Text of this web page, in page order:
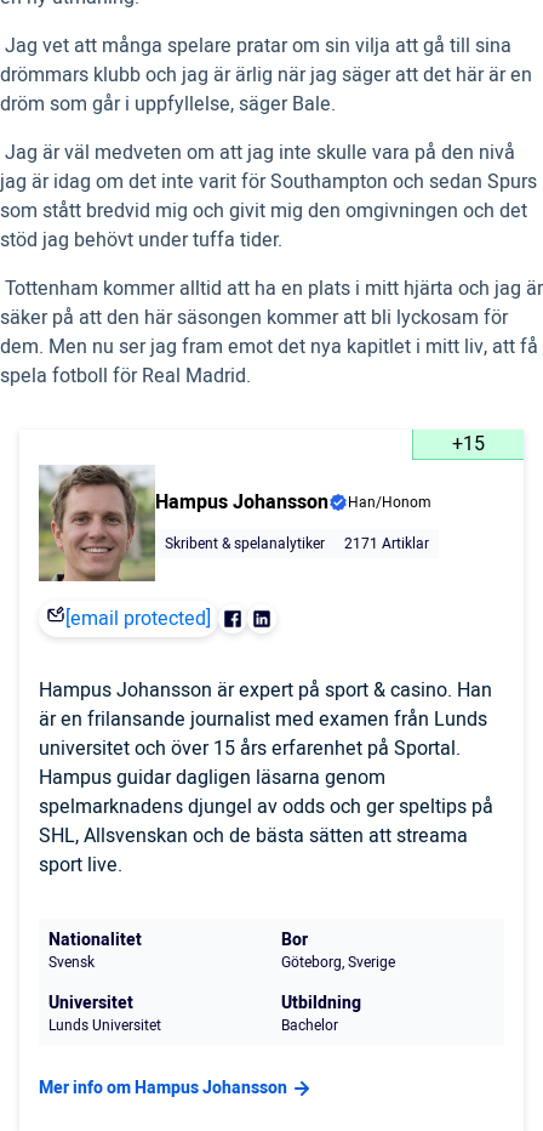
 Jag vet att många spelare pratar om sin vilja att gå till sina
drömmars klubb och jag är ärlig när jag säger att det här är en
dröm som går i uppfyllelse, säger Bale.
 Jag är väl medveten om att jag inte skulle vara på den nivå
jag är idag om det inte varit för Southampton och sedan Spurs
som stått bredvid mig och givit mig den omgivningen och det
stöd jag behövt under tuffa tider.
 Tottenham kommer alltid att ha en plats i mitt hjärta och jag är
säker på att den här säsongen kommer att bli lyckosam för
dem. Men nu ser jag fram emot det nya kapitlet i mitt liv, att få
spela fotboll för Real Madrid.
+15
Hampus Johansson
Han/Honom
Skribent & spelanalytiker
2171 Artiklar
[email protected]
Hampus Johansson är expert på sport & casino. Han
är en frilansande journalist med examen från Lunds
universitet och över 15 års erfarenhet på Sportal.
Hampus guidar dagligen läsarna genom
spelmarknadens djungel av odds och ger speltips på
SHL, Allsvenskan och de bästa sätten att streama
sport live.
Nationalitet
Svensk
Bor
Göteborg, Sverige
Universitet
Lunds Universitet
Utbildning
Bachelor
Mer info om Hampus Johansson